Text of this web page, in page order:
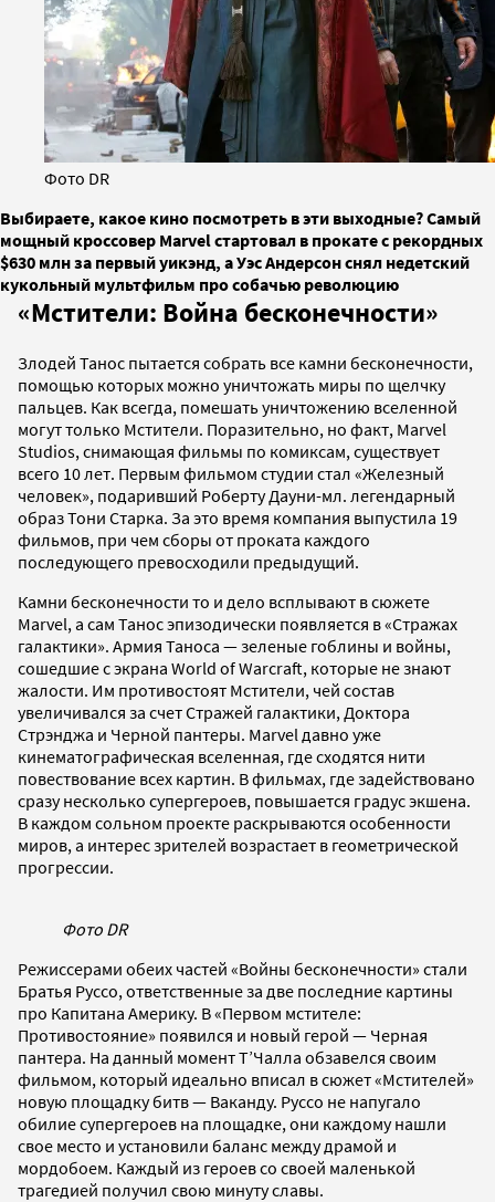
Фото DR
Выбираете, какое кино посмотреть в эти выходные? Самый
мощный кроссовер Marvel стартовал в прокате с рекордных
$630 млн за первый уикэнд, а Уэс Андерсон снял недетский
кукольный мультфильм про собачью революцию
«Мстители: Война бесконечности»
Злодей Танос пытается собрать все камни бесконечности,
помощью которых можно уничтожать миры по щелчку
пальцев. Как всегда, помешать уничтожению вселенной
могут только Мстители. Поразительно, но факт, Marvel
Studios, снимающая фильмы по комиксам, существует
всего 10 лет. Первым фильмом студии стал «Железный
человек», подаривший Роберту Дауни-мл. легендарный
образ Тони Старка. За это время компания выпустила 19
фильмов, при чем сборы от проката каждого
последующего превосходили предыдущий.
Камни бесконечности то и дело всплывают в сюжете
Marvel, а сам Танос эпизодически появляется в «Стражах
галактики». Армия Таноса — зеленые гоблины и войны,
сошедшие с экрана World of Warcraft, которые не знают
жалости. Им противостоят Мстители, чей состав
увеличивался за счет Стражей галактики, Доктора
Стрэнджа и Черной пантеры. Marvel давно уже
кинематографическая вселенная, где сходятся нити
повествование всех картин. В фильмах, где задействовано
сразу несколько супергероев, повышается градус экшена.
В каждом сольном проекте раскрываются особенности
миров, а интерес зрителей возрастает в геометрической
прогрессии.
Фото DR
Режиссерами обеих частей «Войны бесконечности» стали
Братья Руссо, ответственные за две последние картины
про Капитана Америку. В «Первом мстителе:
Противостояние» появился и новый герой — Черная
пантера. На данный момент Т’Чалла обзавелся своим
фильмом, который идеально вписал в сюжет «Мстителей»
новую площадку битв — Ваканду. Руссо не напугало
обилие супергероев на площадке, они каждому нашли
свое место и установили баланс между драмой и
мордобоем. Каждый из героев со своей маленькой
трагедией получил свою минуту славы.